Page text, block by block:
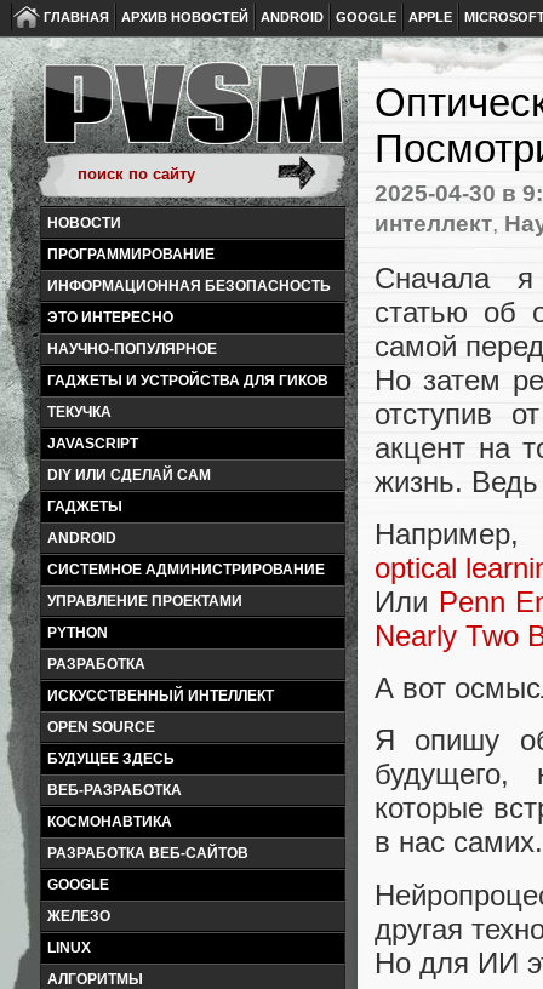
ГЛАВНАЯ АРХИВ НОВОСТЕЙ ANDROID GOOGLE APPLE
НОВОСТИ
ПРОГРАММИРОВАНИЕ
ИНФОРМАЦИОННАЯ БЕЗОПАСНОСТЬ
ЭТО ИНТЕРЕСНО
НАУЧНО-ПОПУЛЯРНОЕ
ГАДЖЕТЫ И УСТРОЙСТВА ДЛЯ ГИКОВ
ТЕКУЧКА
JAVASCRIPT
DIY ИЛИ СДЕЛАЙ САМ
ГАДЖЕТЫ
ANDROID
СИСТЕМНОЕ АДМИНИСТРИРОВАНИЕ
УПРАВЛЕНИЕ ПРОЕКТАМИ
PYTHON
РАЗРАБОТКА
ИСКУССТВЕННЫЙ ИНТЕЛЛЕКТ
OPEN SOURCE
БУДУЩЕЕ ЗДЕСЬ
ВЕБ-РАЗРАБОТКА
КОСМОНАВТИКА
РАЗРАБОТКА ВЕБ-САЙТОВ
GOOGLE
ЖЕЛЕЗО
LINUX
АЛГОРИТМЫ
2025-04-30 в
интеллект,
Сначала я
статью об
самой
Но затем
отступив
акцент на
жизнь. Ведь
optical
Или Penn
Nearly Two
А вот
Я опишу
будущего,
которые
в нас самих.
другая
Но для ИИ